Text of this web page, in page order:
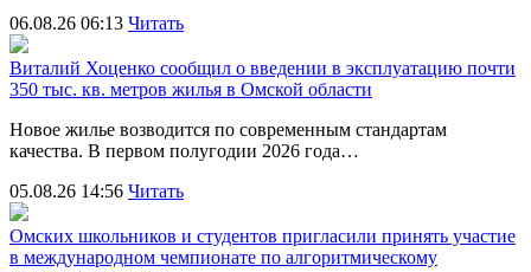
06.08.26 06:13 Читать
Виталий Хоценко сообщил о введении в эксплуатацию почти
350 тыс. кв. метров жилья в Омской области
Новое жилье возводится по современным стандартам
качества. В первом полугодии 2026 года…
05.08.26 14:56 Читать
Омских школьников и студентов пригласили принять участие
в международном чемпионате по алгоритмическому